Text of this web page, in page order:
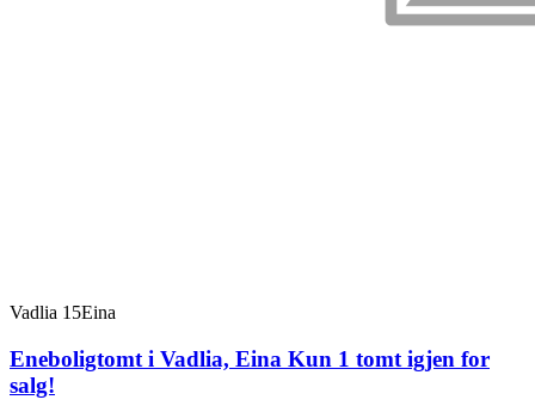
Vadlia 15Eina
Eneboligtomt i Vadlia, Eina Kun 1 tomt igjen for
salg!